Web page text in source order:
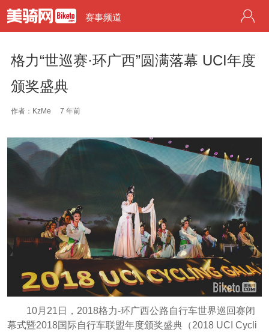
赛事频道
格力“世巡赛·环广西”圆满落幕 UCI年度
颁奖盛典
作者：KzMe 7 年前
10月21日，2018格力-环广西公路自行车世界巡回赛闭
幕式暨2018国际自行车联盟年度颁奖盛典（2018 UCI Cycli